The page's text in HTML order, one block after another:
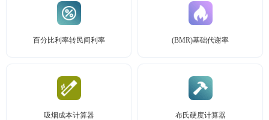
百分比利率转民间利率 (BMR)基础代谢率
吸烟成本计算器 布氏硬度计算器